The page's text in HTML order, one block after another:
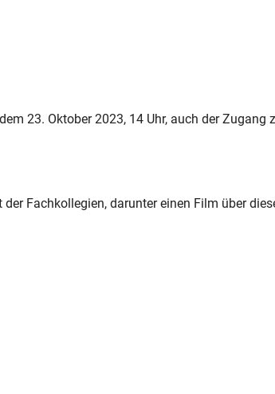
23. Oktober 2023, 14 Uhr, auch der Zugang
Fachkollegien, darunter einen Film über